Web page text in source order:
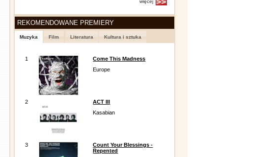
więcej
REKOMENDOWANE PREMIERY
Muzyka Film Literatura Kultura i sztuka
1
Come This Madness
Europe
2
ACT III
Kasabian
3
Count Your Blessings -
Repented